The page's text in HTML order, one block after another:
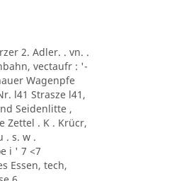
2. Adler. . vn. .
vectaufr : '-
Wagenpfe
l41 Strasze l41,
Seidenlitte ,
Zettel . K . Krücr,
. s. w .
i ' 7 <7
Essen, tech,